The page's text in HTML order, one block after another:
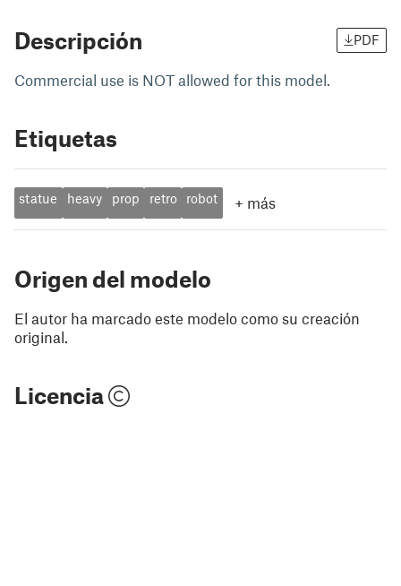
Descripción PDF
Commercial use is NOT allowed for this model.
Etiquetas
statue heavy prop retro robot + más
Origen del modelo
El autor ha marcado este modelo como su creación
original.
Licencia